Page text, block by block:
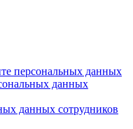
персональных данных
данных
данных сотрудников